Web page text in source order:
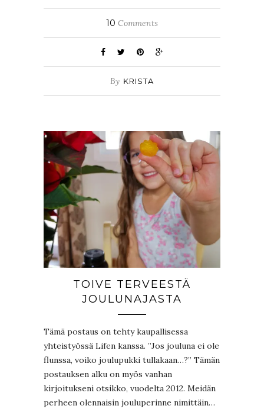
10 Comments
By KRISTA
TOIVE TERVEESTÄ
JOULUNAJASTA
Tämä postaus on tehty kaupallisessa
yhteistyössä Lifen kanssa. ”Jos jouluna ei ole
flunssa, voiko joulupukki tullakaan…?” Tämän
postauksen alku on myös vanhan
kirjoitukseni otsikko, vuodelta 2012. Meidän
perheen olennaisin jouluperinne nimittäin…